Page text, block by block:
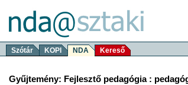
Szótár KOPI NDA Kereső
Gyűjtemény: Fejlesztő pedagógia :